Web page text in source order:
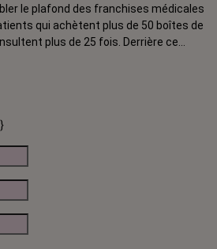
le plafond des franchises médicales
qui achètent plus de 50 boîtes de
plus de 25 fois. Derrière ce
les personnes touchées par un cancer,